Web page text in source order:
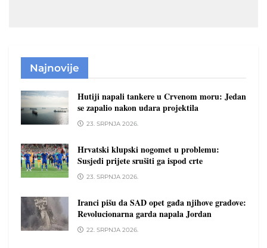
Najnovije
Hutiji napali tankere u Crvenom moru: Jedan
se zapalio nakon udara projektila
23. SRPNJA 2026.
Hrvatski klupski nogomet u problemu:
Susjedi prijete srušiti ga ispod crte
23. SRPNJA 2026.
Iranci pišu da SAD opet gađa njihove gradove:
Revolucionarna garda napala Jordan
22. SRPNJA 2026.